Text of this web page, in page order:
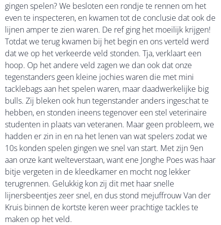
gingen spelen? We besloten een rondje te rennen om het
even te inspecteren, en kwamen tot de conclusie dat ook de
lijnen amper te zien waren. De ref ging het moeilijk krijgen!
Totdat we terug kwamen bij het begin en ons verteld werd
dat we op het verkeerde veld stonden. Tja, verklaart een
hoop. Op het andere veld zagen we dan ook dat onze
tegenstanders geen kleine jochies waren die met mini
tacklebags aan het spelen waren, maar daadwerkelijke big
bulls. Zij bleken ook hun tegenstander anders ingeschat te
hebben, en stonden ineens tegenover een stel veterinaire
studenten in plaats van veteranen. Maar geen probleem, we
hadden er zin in en na het lenen van wat spelers zodat we
10s konden spelen gingen we snel van start. Met zijn 9en
aan onze kant welteverstaan, want ene Jonghe Poes was haar
bitje vergeten in de kleedkamer en mocht nog lekker
terugrennen. Gelukkig kon zij dit met haar snelle
lijnersbeentjes zeer snel, en dus stond mejuffrouw Van der
Kruis binnen de kortste keren weer prachtige tackles te
maken op het veld.